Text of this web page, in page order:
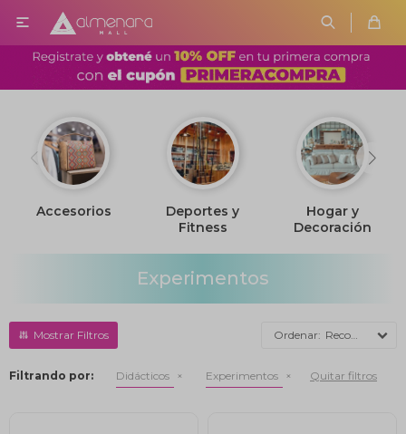

Accesorios
Deportes y
Fitness
Hogar y
Decoración
Experimentos
Recomendados
Filtrando por: Didácticos Experimentos Quitar filtros